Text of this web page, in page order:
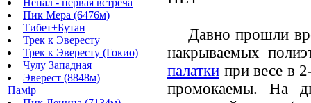
Непал - первая встреча
Пик Мера (6476м)
Тибет+Бутан
Трек к Эвересту
Трек к Эвересту (Гокио)
Чулу Западная
Эверест (8848м)
Памір
Давно прошли
накрываемых
палатки при весе в
промокаемы. На